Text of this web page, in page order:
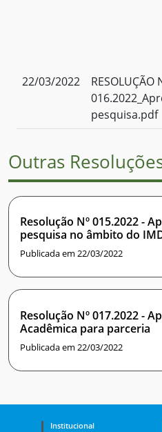
22/03/2022
RESOLUÇÃO
pesquisa.pdf
Outras
Resolução Nº 015.2022 -
pesquisa no âmbito do
Publicada em 22/03/2022
Resolução Nº 017.2022 -
Acadêmica para parceria
Publicada em 22/03/2022
Institucional